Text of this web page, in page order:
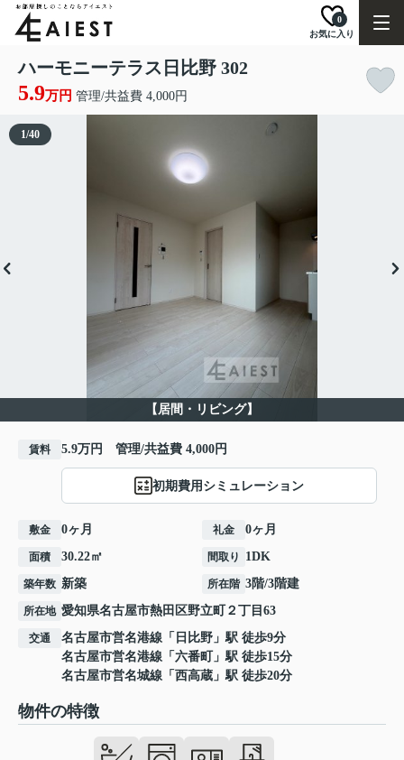
お気に入り
0
ハーモニーテラス日比野 302
5.9万円 管理/共益費 4,000円
【居間・リビング】
1/40
賃料 5.9万円 管理/共益費 4,000円
初期費用シミュレーション
敷金 0ヶ月 礼金 0ヶ月
面積 30.22㎡ 間取り 1DK
築年数 新築 所在階 3階/3階建
所在地 愛知県名古屋市熱田区野立町 ２丁目63
交通 名古屋市営名港線 「 日比野 」駅 徒歩9分
名古屋市営名港線 「 六番町
」駅 徒歩15分
名古屋市営名城線 「 西高蔵 」駅 徒歩20分
物件の特徴